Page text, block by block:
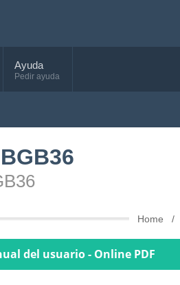
Ayuda
Pedir ayuda
Home
del usuario - Online PDF